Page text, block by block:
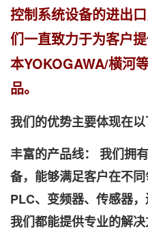
控制系统设备的进出
们一直致力于为客户
本YOKOGAWA/横河
品。
我们的优势主要体现在以
丰富的产品线： 我们拥
备，能够满足客户在不
PLC、变频器、传感器，
我们都能提供专业的解决